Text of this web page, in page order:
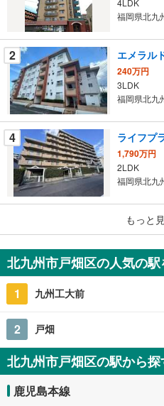
ペ
ー
ジ
に
保
存
す
る
福岡県北九
2 エメラル
240万円
3LDK
福岡県北九
4 ライフプ
1,790万円
2LDK
福岡県北九
ライフプ
2,280万円
4LDK
福岡県北九
もっと
北九州市戸畑区の人気の
1 九州工大前
2 戸畑
北九州市戸畑区の駅から探
鹿児島本線